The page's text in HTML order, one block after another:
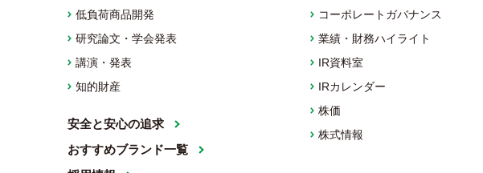
低負荷商品開発
研究論文・学会発表
講演・発表
知的財産
安全と安心の追求
おすすめブランド一覧
コーポレートガバナンス
業績・財務ハイライト
IR資料室
IRカレンダー
株価
株式情報